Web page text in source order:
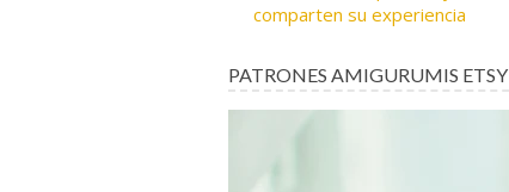
comparten su experiencia
PATRONES AMIGURUMIS ETSY